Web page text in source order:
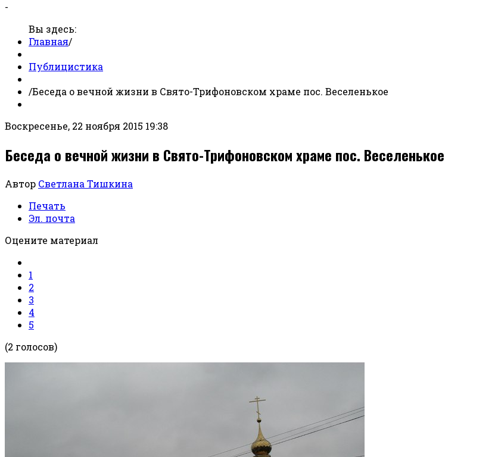
-
Вы здесь:
Главная/
Публицистика
/Беседа о вечной жизни в Свято-Трифоновском храме пос. Веселенькое
Воскресенье, 22 ноября 2015 19:38
Беседа о вечной жизни в Свято-Трифоновском храме пос. Веселенькое
Автор Светлана Тишкина
Печать
Эл. почта
Оцените материал
1
2
3
4
5
(2 голосов)